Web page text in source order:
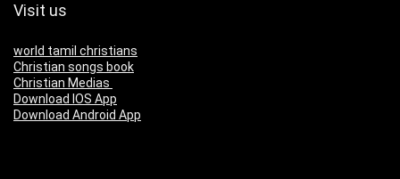
Visit us
world tamil christians
Christian songs book
Christian Medias
Download IOS App
Download Android App